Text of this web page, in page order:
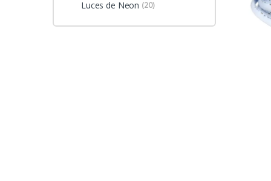
Luces de Neon (20)